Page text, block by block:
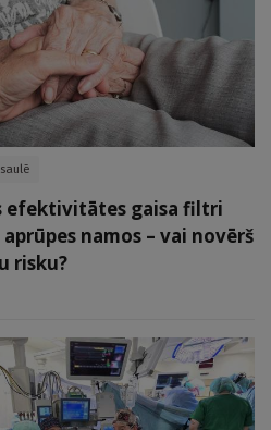
efektivitātes gaisa filtri
namos – vai novērš
risku?